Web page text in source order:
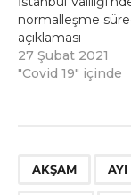
normalleşme
açıklaması
27 Şubat 2021
"Covid 19" içinde
AKŞAM AYI